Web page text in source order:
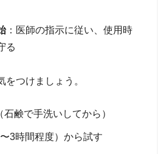
：医師の指示に従い、使用時
る
つけましょう。
鹸で手洗いしてから）
3時間程度）から試す